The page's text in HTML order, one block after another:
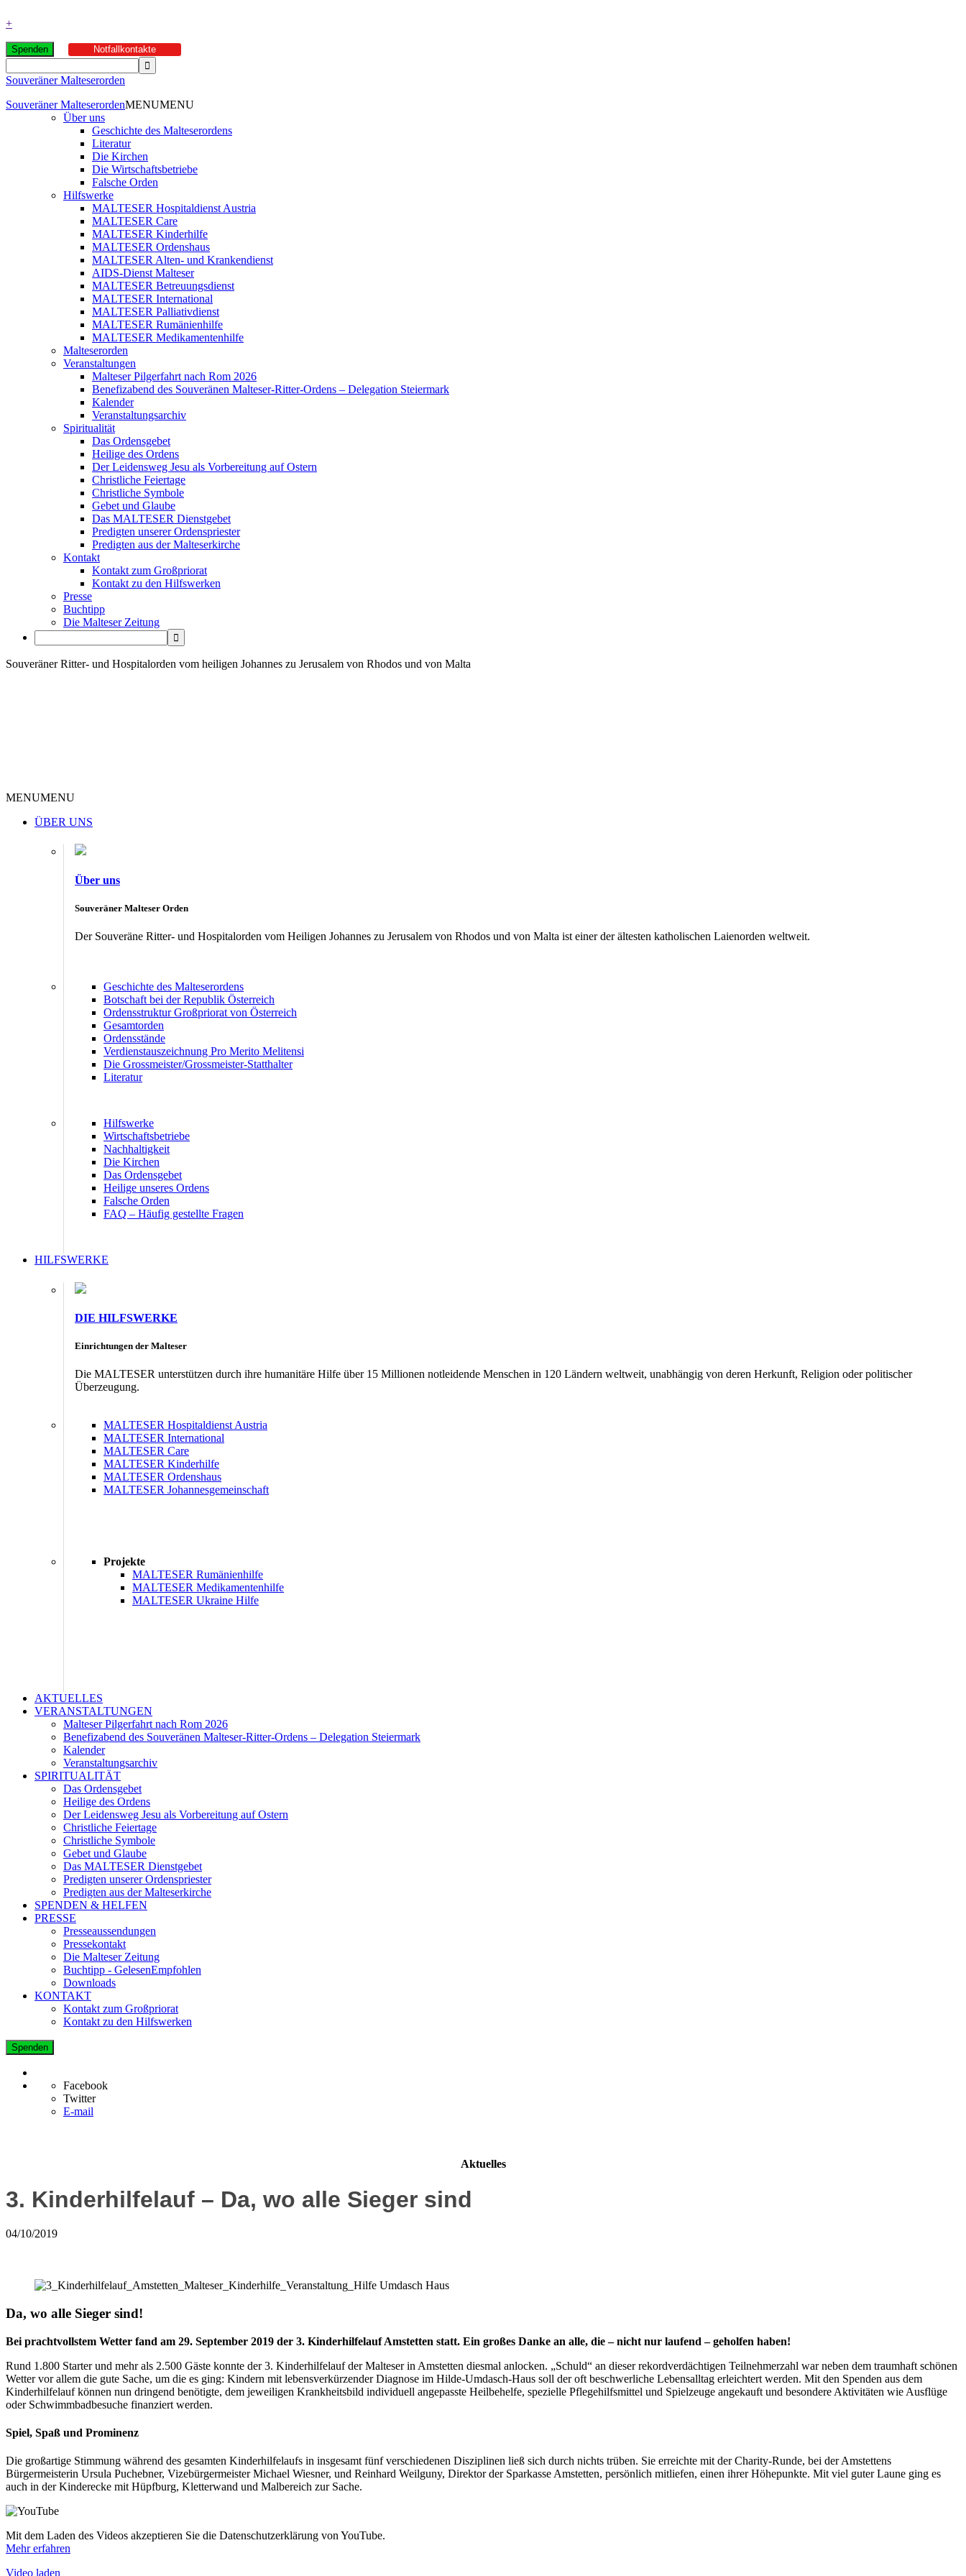
+
Spenden Notfallkontakte
Souveräner Malteserorden
Souveräner MalteserordenMENUMENU
Über uns
Geschichte des Malteserordens
Literatur
Die Kirchen
Die Wirtschaftsbetriebe
Falsche Orden
Hilfswerke
MALTESER Hospitaldienst Austria
MALTESER Care
MALTESER Kinderhilfe
MALTESER Ordenshaus
MALTESER Alten- und Krankendienst
AIDS-Dienst Malteser
MALTESER Betreuungsdienst
MALTESER International
MALTESER Palliativdienst
MALTESER Rumänienhilfe
MALTESER Medikamentenhilfe
Malteserorden
Veranstaltungen
Malteser Pilgerfahrt nach Rom 2026
Benefizabend des Souveränen Malteser-Ritter-Ordens – Delegation Steiermark
Kalender
Veranstaltungsarchiv
Spiritualität
Das Ordensgebet
Heilige des Ordens
Der Leidensweg Jesu als Vorbereitung auf Ostern
Christliche Feiertage
Christliche Symbole
Gebet und Glaube
Das MALTESER Dienstgebet
Predigten unserer Ordenspriester
Predigten aus der Malteserkirche
Kontakt
Kontakt zum Großpriorat
Kontakt zu den Hilfswerken
Presse
Buchtipp
Die Malteser Zeitung
Souveräner Ritter- und Hospitalorden vom heiligen Johannes zu Jerusalem von Rhodos und von Malta
MENUMENU
ÜBER UNS
Über uns
Souveräner Malteser Orden
Der Souveräne Ritter- und Hospitalorden vom Heiligen Johannes zu Jerusalem von Rhodos und von Malta ist einer der ältesten katholischen Laienorden weltweit.
Geschichte des Malteserordens
Botschaft bei der Republik Österreich
Ordensstruktur Großpriorat von Österreich
Gesamtorden
Ordensstände
Verdienstauszeichnung Pro Merito Melitensi
Die Grossmeister/Grossmeister-Statthalter
Literatur
Hilfswerke
Wirtschaftsbetriebe
Nachhaltigkeit
Die Kirchen
Das Ordensgebet
Heilige unseres Ordens
Falsche Orden
FAQ – Häufig gestellte Fragen
HILFSWERKE
DIE HILFSWERKE
Einrichtungen der Malteser
Die MALTESER unterstützen durch ihre humanitäre Hilfe über 15 Millionen notleidende Menschen in 120 Ländern weltweit, unabhängig von deren Herkunft, Religion oder politischer
Überzeugung.
MALTESER Hospitaldienst Austria
MALTESER International
MALTESER Care
MALTESER Kinderhilfe
MALTESER Ordenshaus
MALTESER Johannesgemeinschaft
Projekte
MALTESER Rumänienhilfe
MALTESER Medikamentenhilfe
MALTESER Ukraine Hilfe
AKTUELLES
VERANSTALTUNGEN
Malteser Pilgerfahrt nach Rom 2026
Benefizabend des Souveränen Malteser-Ritter-Ordens – Delegation Steiermark
Kalender
Veranstaltungsarchiv
SPIRITUALITÄT
Das Ordensgebet
Heilige des Ordens
Der Leidensweg Jesu als Vorbereitung auf Ostern
Christliche Feiertage
Christliche Symbole
Gebet und Glaube
Das MALTESER Dienstgebet
Predigten unserer Ordenspriester
Predigten aus der Malteserkirche
SPENDEN & HELFEN
PRESSE
Presseaussendungen
Pressekontakt
Die Malteser Zeitung
Buchtipp - GelesenEmpfohlen
Downloads
KONTAKT
Kontakt zum Großpriorat
Kontakt zu den Hilfswerken
Spenden
Facebook
Twitter
E-mail
Aktuelles
3. Kinderhilfelauf – Da, wo alle Sieger sind
04/10/2019
Da, wo alle Sieger sind!
Bei prachtvollstem Wetter fand am 29. September 2019 der 3. Kinderhilfelauf Amstetten statt. Ein großes Danke an alle, die – nicht nur laufend – geholfen haben!
Rund 1.800 Starter und mehr als 2.500 Gäste konnte der 3. Kinderhilfelauf der Malteser in Amstetten diesmal anlocken. „Schuld“ an dieser rekordverdächtigen Teilnehmerzahl war neben dem traumhaft schönen
Wetter vor allem die gute Sache, um die es ging: Kindern mit lebensverkürzender Diagnose im Hilde-Umdasch-Haus soll der oft beschwerliche Lebensalltag erleichtert werden. Mit den Spenden aus dem
Kinderhilfelauf können nun dringend benötigte, dem jeweiligen Krankheitsbild individuell angepasste Heilbehelfe, spezielle Pflegehilfsmittel und Spielzeuge angekauft und besondere Aktivitäten wie Ausflüge
oder Schwimmbadbesuche finanziert werden.
Spiel, Spaß und Prominenz
Die großartige Stimmung während des gesamten Kinderhilfelaufs in insgesamt fünf verschiedenen Disziplinen ließ sich durch nichts trüben. Sie erreichte mit der Charity-Runde, bei der Amstettens
Bürgermeisterin Ursula Puchebner, Vizebürgermeister Michael Wiesner, und Reinhard Weilguny, Direktor der Sparkasse Amstetten, persönlich mitliefen, einen ihrer Höhepunkte. Mit viel guter Laune ging es
auch in der Kinderecke mit Hüpfburg, Kletterwand und Malbereich zur Sache.
Mit dem Laden des Videos akzeptieren Sie die Datenschutzerklärung von YouTube.
Mehr erfahren
Video laden